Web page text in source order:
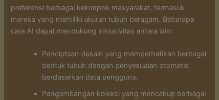
preferensi berbagai kelompok masyarakat, termasuk
mereka yang memiliki ukuran tubuh beragam. Beberapa
cara AI dapat mendukung inklusivitas antara lain:
Penciptaan desain yang memperhatikan berbagai
bentuk tubuh dengan penyesuaian otomatis
berdasarkan data pengguna.
Pengembangan koleksi yang mencakup berbagai